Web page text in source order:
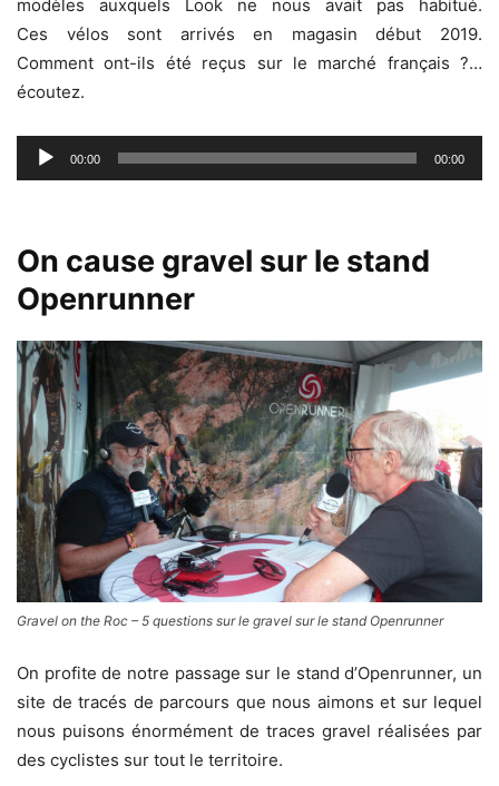
modèles auxquels Look ne nous avait pas habitué.
Ces vélos sont arrivés en magasin début 2019.
Comment ont-ils été reçus sur le marché français ?…
écoutez.
Lecteur
audio
00:00 00:00
On cause gravel sur le stand
Openrunner
Gravel on the Roc – 5 questions sur le gravel sur le stand Openrunner
On profite de notre passage sur le stand d’Openrunner, un
site de tracés de parcours que nous aimons et sur lequel
nous puisons énormément de traces gravel réalisées par
des cyclistes sur tout le territoire.